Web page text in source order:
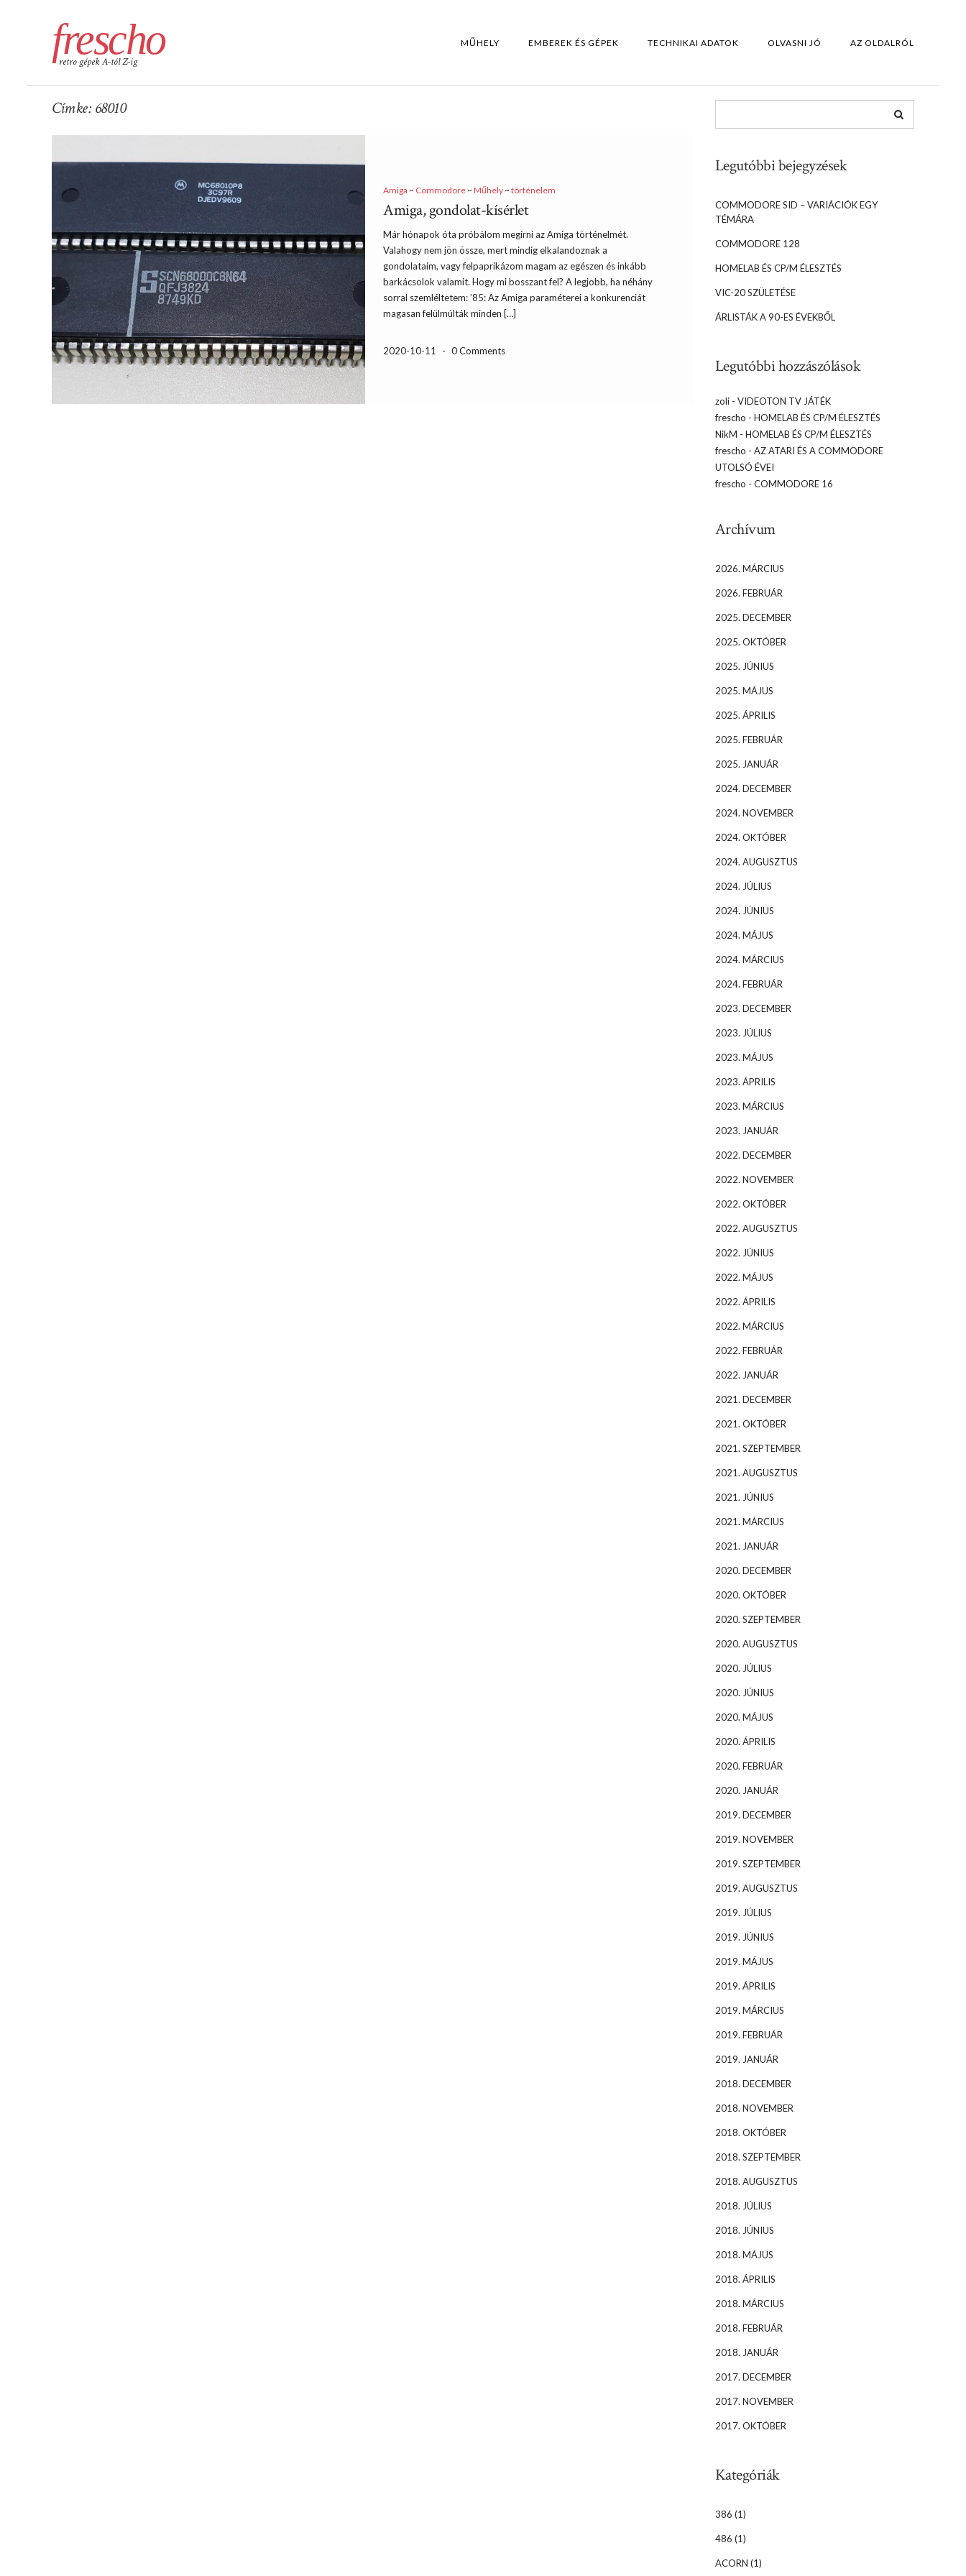
frescho
retro gépek A-tól Z-ig
MŰHELY EMBEREK ÉS GÉPEK TECHNIKAI ADATOK OLVASNI JÓ AZ OLDALRÓL
Címke:68010
Amiga ~ Commodore~Műhely~történelem
Amiga, gondolat-kísérlet
Már hónapok óta próbálom megírni az Amiga történelmét.
Valahogy nem jön össze, mert mindig elkalandoznak a
gondolataim, vagy felpaprikázom magam az egészen és inkább
barkácsolok valamit. Hogy mi bosszant fel? A legjobb, ha néhány
sorral szemléltetem: ’85: Az Amiga paraméterei a konkurenciát
magasan felülmúlták minden […]
2020-10-11 - 0 Comments
Legutóbbi bejegyzések
COMMODORE SID – VARIÁCIÓK EGY
TÉMÁRA
COMMODORE 128
HOMELAB ÉS CP/M ÉLESZTÉS
VIC-20 SZÜLETÉSE
ÁRLISTÁK A 90-ES ÉVEKBŐL
Legutóbbi hozzászólások
zoli- VIDEOTON TV JÁTÉK
frescho - HOMELAB ÉS CP/M ÉLESZTÉS
NikM - HOMELAB ÉS CP/M ÉLESZTÉS
frescho - AZ ATARI ÉS A COMMODORE
UTOLSÓ ÉVEI
frescho - COMMODORE 16
Archívum
2026. MÁRCIUS
2026. FEBRUÁR
2025. DECEMBER
2025. OKTÓBER
2025. JÚNIUS
2025. MÁJUS
2025. ÁPRILIS
2025. FEBRUÁR
2025. JANUÁR
2024. DECEMBER
2024. NOVEMBER
2024. OKTÓBER
2024. AUGUSZTUS
2024. JÚLIUS
2024. JÚNIUS
2024. MÁJUS
2024. MÁRCIUS
2024. FEBRUÁR
2023. DECEMBER
2023. JÚLIUS
2023. MÁJUS
2023. ÁPRILIS
2023. MÁRCIUS
2023. JANUÁR
2022. DECEMBER
2022. NOVEMBER
2022. OKTÓBER
2022. AUGUSZTUS
2022. JÚNIUS
2022. MÁJUS
2022. ÁPRILIS
2022. MÁRCIUS
2022. FEBRUÁR
2022. JANUÁR
2021. DECEMBER
2021. OKTÓBER
2021. SZEPTEMBER
2021. AUGUSZTUS
2021. JÚNIUS
2021. MÁRCIUS
2021. JANUÁR
2020. DECEMBER
2020. OKTÓBER
2020. SZEPTEMBER
2020. AUGUSZTUS
2020. JÚLIUS
2020. JÚNIUS
2020. MÁJUS
2020. ÁPRILIS
2020. FEBRUÁR
2020. JANUÁR
2019. DECEMBER
2019. NOVEMBER
2019. SZEPTEMBER
2019. AUGUSZTUS
2019. JÚLIUS
2019. JÚNIUS
2019. MÁJUS
2019. ÁPRILIS
2019. MÁRCIUS
2019. FEBRUÁR
2019. JANUÁR
2018. DECEMBER
2018. NOVEMBER
2018. OKTÓBER
2018. SZEPTEMBER
2018. AUGUSZTUS
2018. JÚLIUS
2018. JÚNIUS
2018. MÁJUS
2018. ÁPRILIS
2018. MÁRCIUS
2018. FEBRUÁR
2018. JANUÁR
2017. DECEMBER
2017. NOVEMBER
2017. OKTÓBER
Kategóriák
386 (1)
486 (1)
ACORN (1)